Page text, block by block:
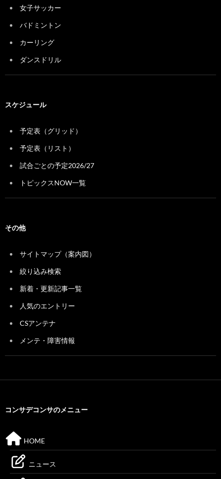
女子サッカー
バドミントン
カーリング
ダンスドリル
スケジュール
予定表（グリッド）
予定表（リスト）
試合ごとの予定2026/27
トピックスNOW一覧
その他
サイトマップ（案内図）
絞り込み検索
新着・更新記事一覧
人気のエントリー
CSアンテナ
メンテ・障害情報
コンサデコンサのメニュー
HOME
ニュース